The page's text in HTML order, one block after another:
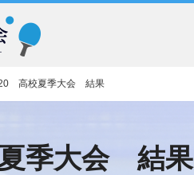
高校夏季大会 結果
季大会 結果